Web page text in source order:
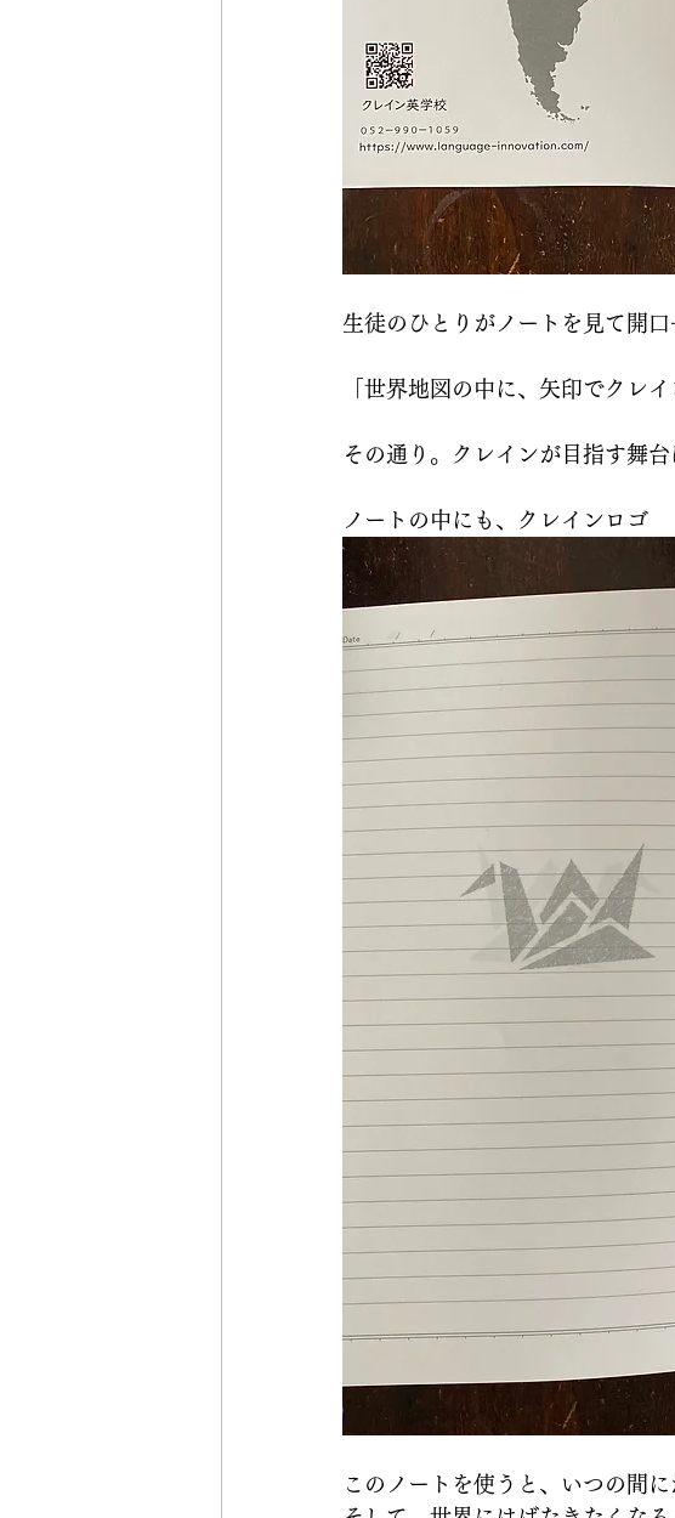
生徒のひとりがノートを見て開口
「世界地図の中に、矢印でクレ
その通り。クレインが目指す舞台
ノートの中にも、クレインロゴ
このノートを使うと、いつの間